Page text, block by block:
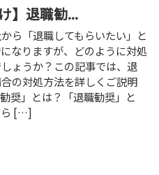
】退職勧...
ら「退職してもらいたい」と
なりますが、どのように対処
ょうか？この記事では、退
の対処方法を詳しくご説明
奨」とは？「退職勧奨」と
ら […]